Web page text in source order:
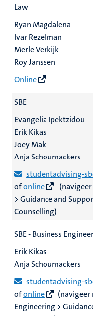
Law
Ryan Magdalena
Ivar Rezelman
Merle Verkijk
Roy Janssen
Online
SBE
Evangelia Ipektzidou
Erik Kikas
Joey Mak
Anja Schoumackers
studentadvising-
ofonline
> Guidance and
Counselling)
SBE - Business
Erik Kikas
Anja Schoumackers
studentadvising-
ofonline
(navigeer
Engineering >